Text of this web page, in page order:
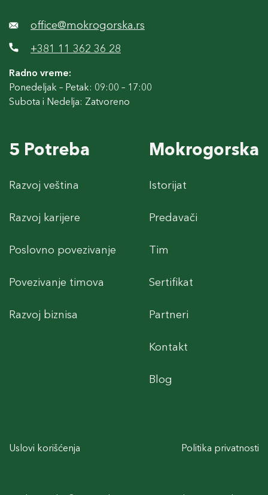
office@mokrogorska.rs
+381 11 362 36 28
Radno vreme:
Ponedeljak – Petak: 09:00 – 17:00
Subota i Nedelja: Zatvoreno
5 Potreba
Razvoj veština
Razvoj karijere
Poslovno povezivanje
Povezivanje timova
Razvoj biznisa
Mokrogorska
Istorijat
Predavači
Tim
Sertifikat
Partneri
Kontakt
Blog
Uslovi korišćenja Politika privatnosti